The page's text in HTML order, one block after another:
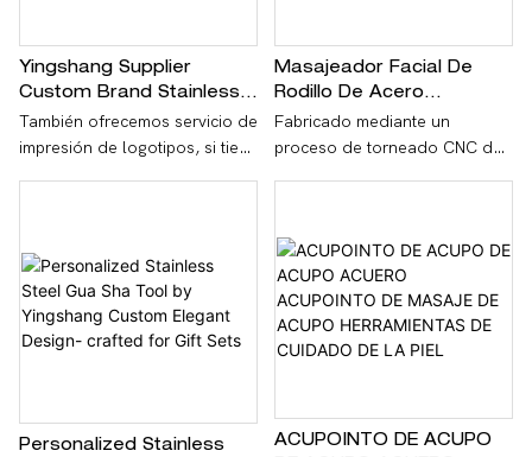
Yingshang Supplier
Custom Brand Stainless
Steel Fascia Massage
Tools Bulk High - Quality
También ofrecemos servicio de
impresión de logotipos, si tiene
Masajeador Facial De
Rodillo De Acero
Inoxidable Mecanizado En
Torno CNC Personalizado
Fabricado mediante un
proceso de torneado CNC de
superficie lisa y pulida y una
estructura sólida y duradera.
Personalized Stainless
ACUPOINTO DE ACUPO